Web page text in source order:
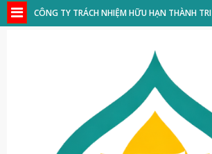
CÔNG TY TRÁCH NHIỆM HỮU HẠN THÀNH TRI